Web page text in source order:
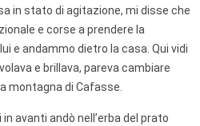
in stato di agitazione, mi disse che
e corse a prendere la
e andammo dietro la casa. Qui vidi
e brillava, pareva cambiare
montagna di Cafasse.
avanti andò nell’erba del prato